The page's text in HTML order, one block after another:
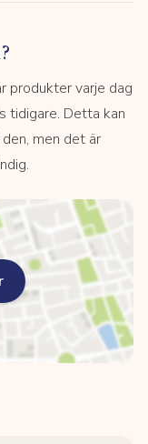
produkter varje dag
tidigare. Detta kan
men det är